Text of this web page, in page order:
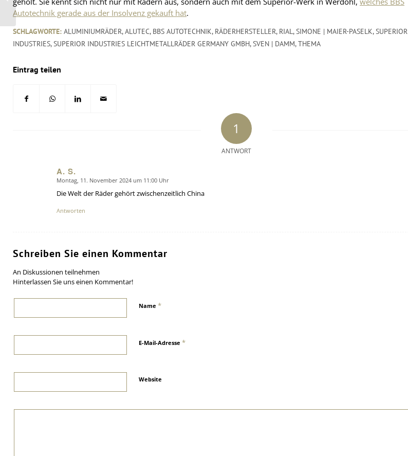
Autotechnik gerade aus der Insolvenz gekauft hat.
SCHLAGWORTE: ALUMINIUMRÄDER,ALUTEC, BBS AUTOTECHNIK, RÄDERHERSTELLER, RIAL,SIMONE | MAIER-PASELK,SUPERIOR
INDUSTRIES,SUPERIOR INDUSTRIES LEICHTMETALLRÄDER GERMANY GMBH,SVEN | DAMM,THEMA
Eintrag teilen
1
ANTWORT
A. S.
says:
Montag, 11. November 2024 um 11:00 Uhr
Die Welt der Räder gehört zwischenzeitlich China
Antworten
Schreiben Sie einen Kommentar
An Diskussionen teilnehmen
Hinterlassen Sie uns einen Kommentar!
Name *
E-Mail-Adresse *
Website
auf Wachs...